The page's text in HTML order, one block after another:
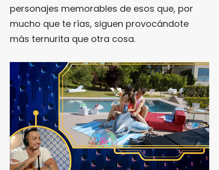
personajes memorables de esos que, por
mucho que te rías, siguen provocándote
más ternurita que otra cosa.